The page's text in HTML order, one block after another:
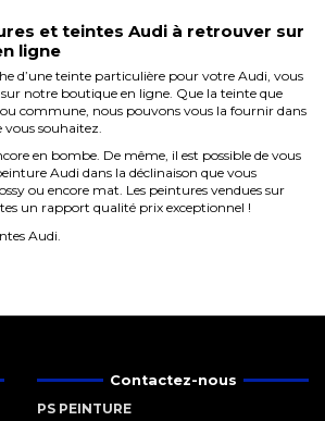
et teintes Audi à retrouver sur
ligne
d’une teinte particulière pour votre Audi, vous
notre boutique en ligne. Que la teinte que
commune, nous pouvons vous la fournir dans
souhaitez.
en bombe. De même, il est possible de vous
Audi dans la déclinaison que vous
ou encore mat. Les peintures vendues sur
un rapport qualité prix exceptionnel !
Audi
Contactez-nous
PS PEINTURE